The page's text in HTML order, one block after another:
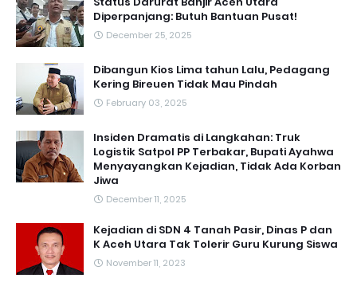
Diperpanjang: Butuh Bantuan Pusat!
December 25, 2025
Dibangun Kios Lima tahun Lalu, Pedagang
Kering Bireuen Tidak Mau Pindah
February 03, 2025
Insiden Dramatis di Langkahan: Truk
Logistik Satpol PP Terbakar, Bupati Ayahwa
Menyayangkan Kejadian, Tidak Ada Korban
Jiwa
December 11, 2025
Kejadian di SDN 4 Tanah Pasir, Dinas P dan
K Aceh Utara Tak Tolerir Guru Kurung Siswa
November 11, 2023